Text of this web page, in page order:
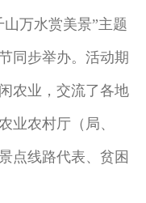
万水赏美景”主题
同步举办。活动期
农业，交流了各地
业农村厅（局、
点线路代表、贫困